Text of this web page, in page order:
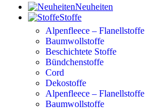
Neuheiten
Stoffe
Alpenfleece – Flanellstoffe
Baumwollstoffe
Beschichtete Stoffe
Bündchenstoffe
Cord
Dekostoffe
Alpenfleece – Flanellstoffe
Baumwollstoffe